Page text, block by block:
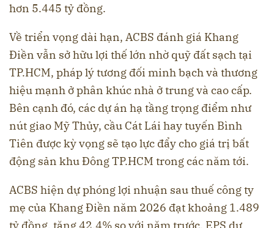
hơn 5.445 tỷ đồng.
Về triển vọng dài hạn, ACBS đánh giá Khang
Điền vẫn sở hữu lợi thế lớn nhờ quỹ đất sạch tại
TP.HCM, pháp lý tương đối minh bạch và thương
hiệu mạnh ở phân khúc nhà ở trung và cao cấp.
Bên cạnh đó, các dự án hạ tầng trọng điểm như
nút giao Mỹ Thủy, cầu Cát Lái hay tuyến Bình
Tiên được kỳ vọng sẽ tạo lực đẩy cho giá trị bất
động sản khu Đông TP.HCM trong các năm tới.
ACBS hiện dự phóng lợi nhuận sau thuế công ty
mẹ của Khang Điền năm 2026 đạt khoảng 1.489